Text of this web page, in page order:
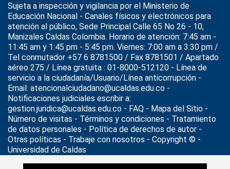
Noticias>Actualidad>Primer Coloquio Internacional de
Sujeta a inspección y vigilancia por el Ministerio de
Educación Nacional - Canales físicos y electrónicos para
atención al público, Sede Principal Calle 65 No 26 - 10,
Manizales Caldas Colombia. Horario de atención: 7:45 am -
11:45 am y 1:45 pm - 5:45 pm. Viernes: 7:00 am a 3:30 pm /
Tel conmutador +57 6 8781500 / Fax 8781501 / Apartado
aéreo 275 / Línea gratuita : 01-8000-512120 - Línea de
servicio a la ciudadanía/Usuario/Línea anticorrupción -
Email: atencionalciudadano@ucaldas.edu.co -
Notificaciones judiciales escribir a:
gestion.juridica@ucaldas.edu.co - FAQ - Mapa del Sitio -
Número de visitas - Términos y condiciones - Tratamiento
de datos personales - Política de derechos de autor -
Otras políticas - Trabaje con nosotros - Copyright © -
Universidad de Caldas